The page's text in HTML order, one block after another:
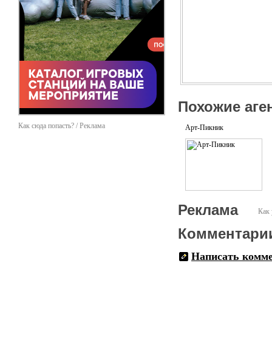
Как сюда попасть? / Реклама
Похожие
Арт-Пикник
Как
Реклама
Написать